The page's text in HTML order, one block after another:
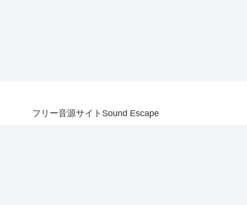
フリー音源サイトSound Escape